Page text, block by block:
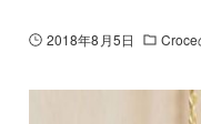
2018年8月5日 Croce